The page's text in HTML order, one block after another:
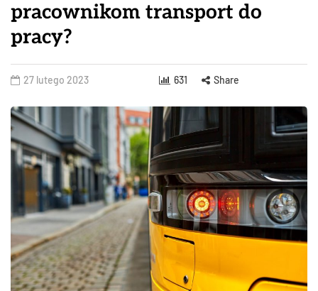
pracownikom transport do
pracy?
27 lutego 2023 631 Share